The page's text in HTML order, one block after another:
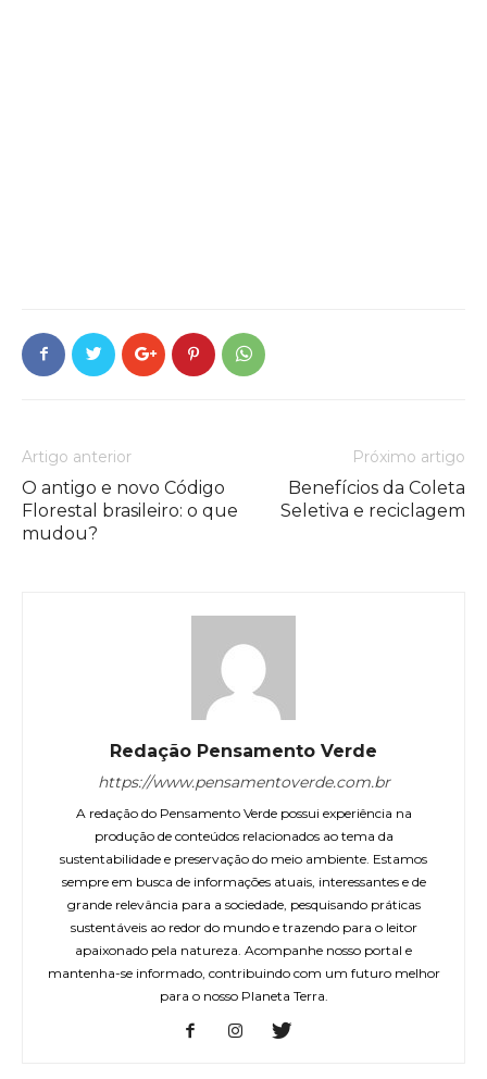
Artigo anterior
O antigo e novo Código
Florestal brasileiro: o que
mudou?
Próximo artigo
Benefícios da Coleta
Seletiva e reciclagem
Redação Pensamento Verde
https://www.pensamentoverde.com.br
A redação do Pensamento Verde possui experiência na
produção de conteúdos relacionados ao tema da
sustentabilidade e preservação do meio ambiente. Estamos
sempre em busca de informações atuais, interessantes e de
grande relevância para a sociedade, pesquisando práticas
sustentáveis ao redor do mundo e trazendo para o leitor
apaixonado pela natureza. Acompanhe nosso portal e
mantenha-se informado, contribuindo com um futuro melhor
para o nosso Planeta Terra.